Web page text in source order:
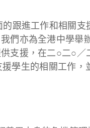
跟進工作和相關支
亦為全港中學舉
支援，在二○二○
學生的相關工作